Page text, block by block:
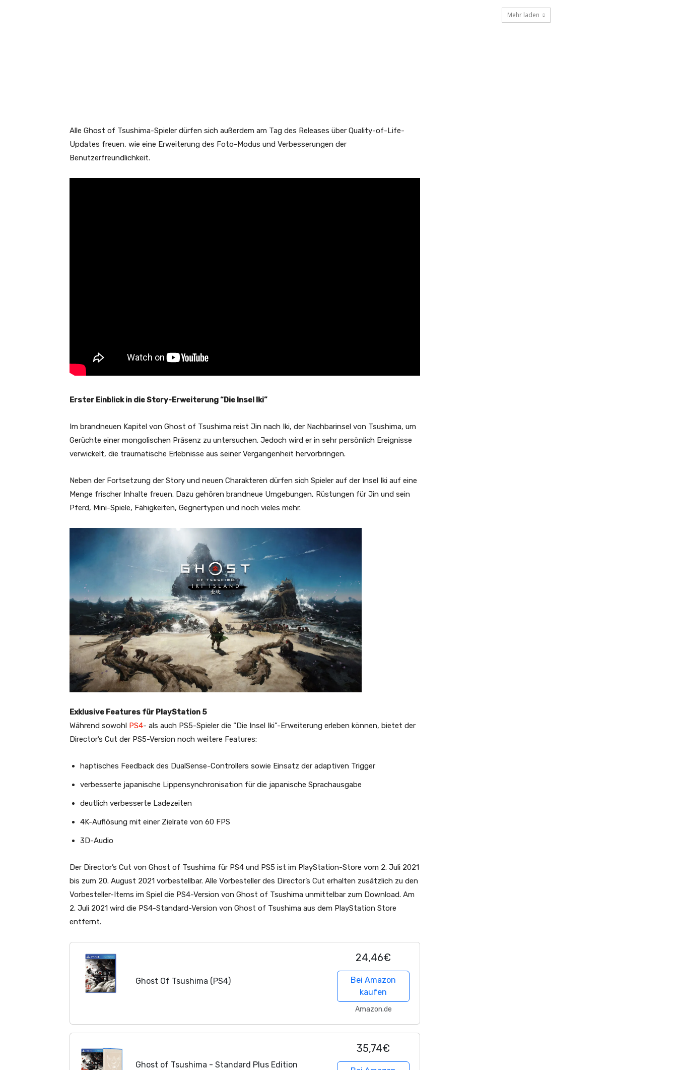
Alle Ghost of Tsushima-Spieler dürfen sich außerdem am Tag des Releases über Quality-of-Life-
Updates freuen, wie eine Erweiterung des Foto-Modus und Verbesserungen der
Benutzerfreundlichkeit.
Erster Einblick in die Story-Erweiterung “Die Insel Iki”
Im brandneuen Kapitel von Ghost of Tsushima reist Jin nach Iki, der Nachbarinsel von Tsushima, um
Gerüchte einer mongolischen Präsenz zu untersuchen. Jedoch wird er in sehr persönlich Ereignisse
verwickelt, die traumatische Erlebnisse aus seiner Vergangenheit hervorbringen.
Neben der Fortsetzung der Story und neuen Charakteren dürfen sich Spieler auf der Insel Iki auf eine
Menge frischer Inhalte freuen. Dazu gehören brandneue Umgebungen, Rüstungen für Jin und sein
Pferd, Mini-Spiele, Fähigkeiten, Gegnertypen und noch vieles mehr.
Exklusive Features für PlayStation 5
Während sowohl PS4- als auch PS5-Spieler die “Die Insel Iki”-Erweiterung erleben können, bietet der
Director’s Cut der PS5-Version noch weitere Features:
haptisches Feedback des DualSense-Controllers sowie Einsatz der adaptiven Trigger
verbesserte japanische Lippensynchronisation für die japanische Sprachausgabe
deutlich verbesserte Ladezeiten
4K-Auflösung mit einer Zielrate von 60 FPS
3D-Audio
Der Director’s Cut von Ghost of Tsushima für PS4 und PS5 ist im PlayStation-Store vom 2. Juli 2021
bis zum 20. August 2021 vorbestellbar. Alle Vorbesteller des Director’s Cut erhalten zusätzlich zu den
Vorbesteller-Items im Spiel die PS4-Version von Ghost of Tsushima unmittelbar zum Download. Am
2. Juli 2021 wird die PS4-Standard-Version von Ghost of Tsushima aus dem PlayStation Store
entfernt.
Ghost Of Tsushima (PS4)
24,46€
Bei Amazon
kaufen
Amazon.de
Ghost of Tsushima - Standard Plus Edition
35,74€
Mehr laden